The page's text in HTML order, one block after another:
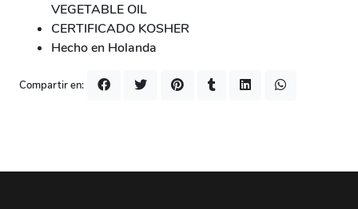
VEGETABLE OIL
CERTIFICADO KOSHER
Hecho en Holanda
Compartir en: